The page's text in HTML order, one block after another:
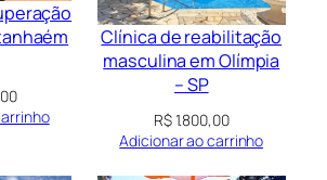
Clínica de reabilitação
masculina em Olímpia
– SP
R$1.800,00
Adicionar ao carrinho